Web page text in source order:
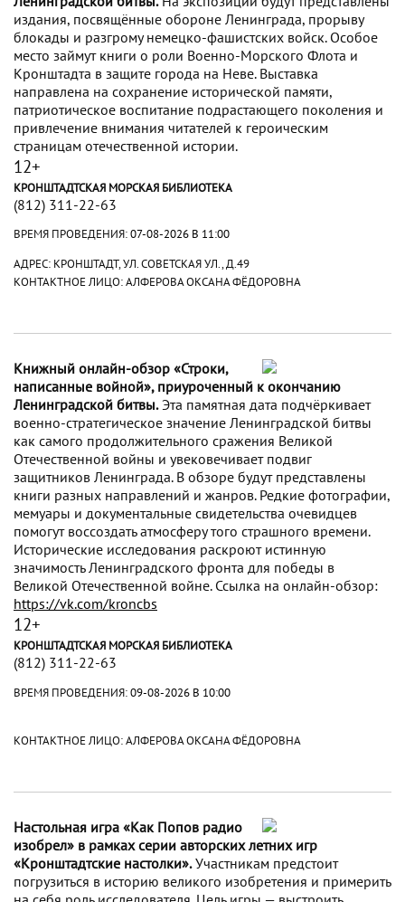
издания, посвящённые обороне Ленинграда, прорыву
блокады и разгрому немецко-фашистских войск. Особое
место займут книги о роли Военно-Морского Флота и
Кронштадта в защите города на Неве. Выставка
направлена на сохранение исторической памяти,
патриотическое воспитание подрастающего поколения и
привлечение внимания читателей к героическим
страницам отечественной истории.
12+
КРОНШТАДТСКАЯ МОРСКАЯ БИБЛИОТЕКА
(812) 311-22-63
ВРЕМЯ ПРОВЕДЕНИЯ:07-08-2026 В 11:00
АДРЕС: КРОНШТАДТ, УЛ. СОВЕТСКАЯ УЛ., Д.49
КОНТАКТНОЕ ЛИЦО: АЛФЕРОВА ОКСАНА ФЁДОРОВНА
Книжный онлайн-обзор «Строки,
написанные войной», приуроченный к окончанию
Ленинградской битвы.Эта памятная дата подчёркивает
военно-стратегическое значение Ленинградской битвы
как самого продолжительного сражения Великой
Отечественной войны и увековечивает подвиг
защитников Ленинграда. В обзоре будут представлены
книги разных направлений и жанров. Редкие фотографии,
мемуары и документальные свидетельства очевидцев
помогут воссоздать атмосферу того страшного времени.
Исторические исследования раскроют истинную
значимость Ленинградского фронта для победы в
Великой Отечественной войне. Ссылка на онлайн-обзор:
https://vk.com/kroncbs
12+
КРОНШТАДТСКАЯ МОРСКАЯ БИБЛИОТЕКА
(812) 311-22-63
ВРЕМЯ ПРОВЕДЕНИЯ:09-08-2026 В 10:00
КОНТАКТНОЕ ЛИЦО: АЛФЕРОВА ОКСАНА ФЁДОРОВНА
Настольная игра «Как Попов радио
изобрел» в рамках серии авторских летних игр
«Кронштадтские настолки».Участникам предстоит
погрузиться в историю великого изобретения и примерить